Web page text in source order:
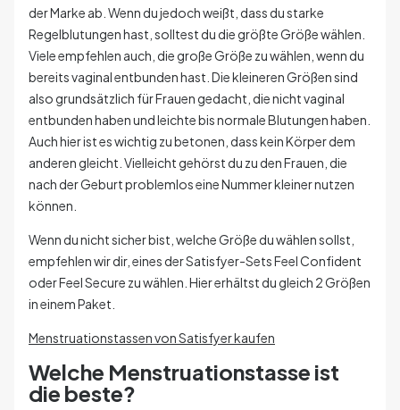
der Marke ab. Wenn du jedoch weißt, dass du starke
Regelblutungen hast, solltest du die größte Größe wählen.
Viele empfehlen auch, die große Größe zu wählen, wenn du
bereits vaginal entbunden hast. Die kleineren Größen sind
also grundsätzlich für Frauen gedacht, die nicht vaginal
entbunden haben und leichte bis normale Blutungen haben.
Auch hier ist es wichtig zu betonen, dass kein Körper dem
anderen gleicht. Vielleicht gehörst du zu den Frauen, die
nach der Geburt problemlos eine Nummer kleiner nutzen
können.
Wenn du nicht sicher bist, welche Größe du wählen sollst,
empfehlen wir dir, eines der Satisfyer-Sets Feel Confident
oder Feel Secure zu wählen. Hier erhältst du gleich 2 Größen
in einem Paket.
Menstruationstassen von Satisfyer kaufen
Welche Menstruationstasse ist
die beste?